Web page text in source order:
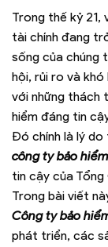
Trong thế kỷ
tài chính đang
sống của chúng
hội, rủi ro và
với những thách
hiểm đáng tin
Đó chính là lý
công ty bảo
tin cậy của Tổng
Trong bài viết
Công ty bảo
phát triển, các